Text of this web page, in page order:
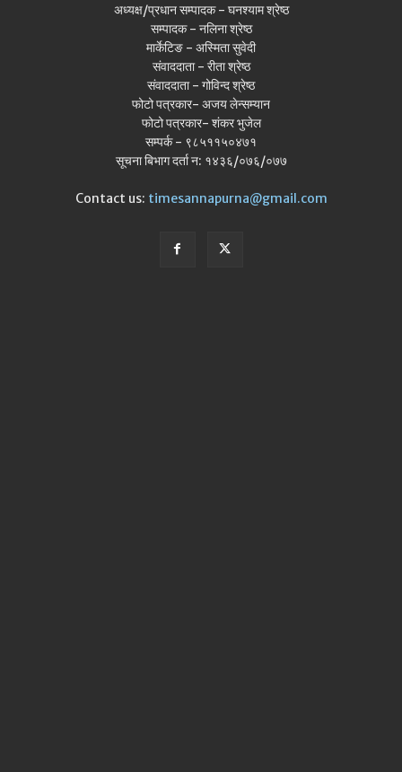
अध्यक्ष/प्रधान सम्पादक - घनश्याम श्रेष्ठ
सम्पादक - नलिना श्रेष्ठ
मार्केटिङ - अस्मिता सुवेदी
संवाददाता - रीता श्रेष्ठ
संवाददाता - गोविन्द श्रेष्ठ
फोटो पत्रकार- अजय लेन्सम्यान
फोटो पत्रकार- शंकर भुजेल
सम्पर्क - ९८५११५०४७१
सूचना बिभाग दर्ता न: १४३६/०७६/०७७
Contact us: timesannapurna@gmail.com